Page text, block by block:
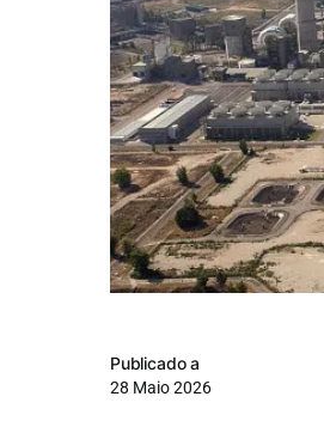
Publicado a
28 Maio 2026